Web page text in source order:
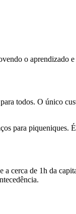
o aprendizado
todos. O único
para
cerca de 1h da